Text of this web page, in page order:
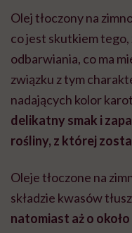
Olej tłoczony na
co jest skutkiem
odbarwiania, co ma
związku z tym
nadających kolor
delikatny smak i
rośliny, z której
Oleje tłoczone na
składzie kwasów
natomiast aż o